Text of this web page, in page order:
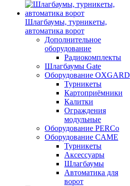
Шлагбаумы, турникеты,
автоматика ворот
Дополнительное
оборудование
Радиокомплекты
Шлагбаумы Gate
Оборудование OXGARD
Турникеты
Картоприёмники
Калитки
Ограждения
модульные
Оборудование PERCo
Оборудование CAME
Турникеты
Аксессуары
Шлагбаумы
Автоматика для
ворот